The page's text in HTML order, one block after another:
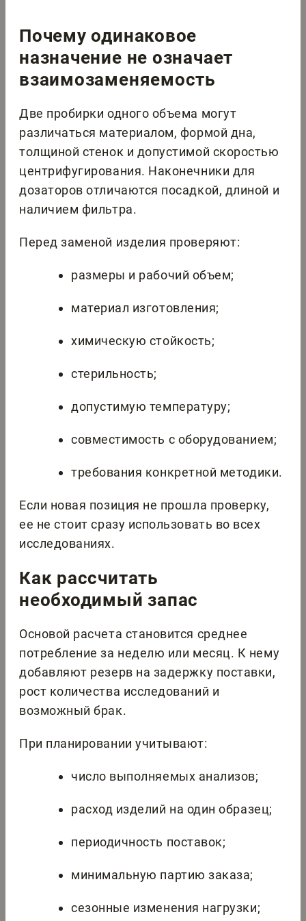
Почему одинаковое
назначение не означает
взаимозаменяемость
Две пробирки одного объема могут
различаться материалом, формой дна,
толщиной стенок и допустимой скоростью
центрифугирования. Наконечники для
дозаторов отличаются посадкой, длиной и
наличием фильтра.
Перед заменой изделия проверяют:
размеры и рабочий объем;
материал изготовления;
химическую стойкость;
стерильность;
допустимую температуру;
совместимость с оборудованием;
требования конкретной методики.
Если новая позиция не прошла проверку,
ее не стоит сразу использовать во всех
исследованиях.
Как рассчитать
необходимый запас
Основой расчета становится среднее
потребление за неделю или месяц. К нему
добавляют резерв на задержку поставки,
рост количества исследований и
возможный брак.
При планировании учитывают:
число выполняемых анализов;
расход изделий на один образец;
периодичность поставок;
минимальную партию заказа;
сезонные изменения нагрузки;